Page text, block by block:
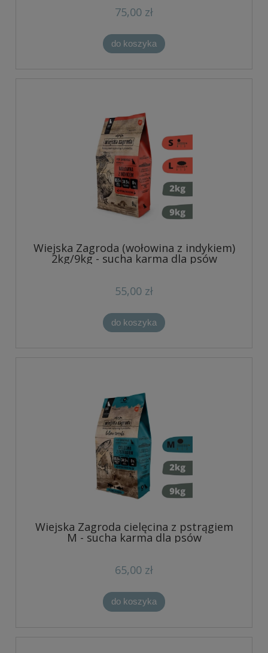
75,00 zł
do koszyka
Wiejska Zagroda (wołowina z indykiem)
2kg/9kg - sucha karma dla psów
55,00 zł
do koszyka
Wiejska Zagroda cielęcina z pstrągiem
M - sucha karma dla psów
65,00 zł
do koszyka